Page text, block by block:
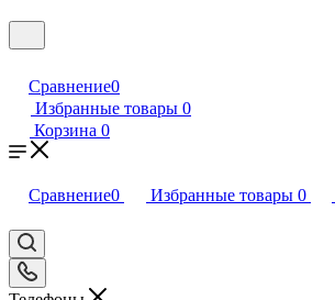
Сравнение0
Избранные товары 0
Корзина 0
Сравнение0 Избранные товары 0